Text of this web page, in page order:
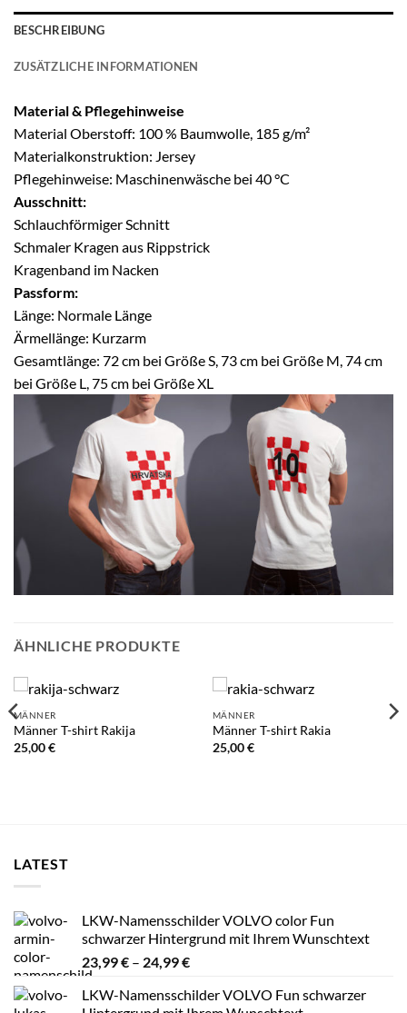
BESCHREIBUNG
ZUSÄTZLICHE INFORMATIONEN
Material & Pflegehinweise
Material Oberstoff: 100 % Baumwolle, 185 g/m²
Materialkonstruktion: Jersey
Pflegehinweise: Maschinenwäsche bei 40 °C
Ausschnitt:
Schlauchförmiger Schnitt
Schmaler Kragen aus Rippstrick
Kragenband im Nacken
Passform:
Länge: Normale Länge
Ärmellänge: Kurzarm
Gesamtlänge: 72 cm bei Größe S, 73 cm bei Größe M, 74 cm
bei Größe L, 75 cm bei Größe XL
ÄHNLICHE PRODUKTE
MÄNNER
Männer T-shirt Rakija
25,00€
MÄNNER
Männer T-shirt Rakia
25,00€
LATEST
LKW-Namensschilder VOLVO color Fun
schwarzer Hintergrund mit Ihrem Wunschtext
23,99€ – 24,99€Preisspanne:
bis
LKW-Namensschilder VOLVO Fun schwarzer